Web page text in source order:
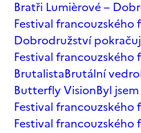
Bratři Lumièrové –
Festival francouzského
Dobrodružství
Festival francouzského
BrutalistaBrutální vedro
Butterfly VisionByl
Festival francouzského
Festival francouzského